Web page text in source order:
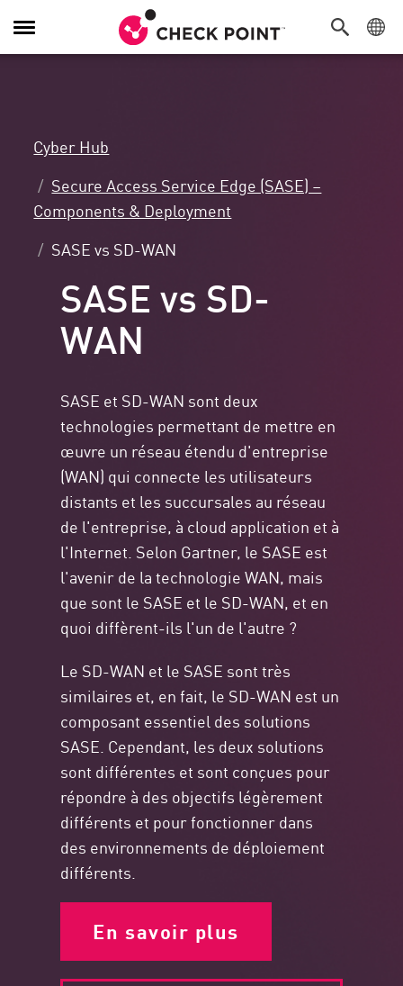
Navigation
dans
Cyber Hub
Secure Access Service Edge (SASE) –
Components & Deployment
SASE vs SD-WAN
SASE vs SD-
WAN
SASE et SD-WAN sont deux
technologies permettant de mettre en
œuvre un réseau étendu d'entreprise
(WAN) qui connecte les utilisateurs
distants et les succursales au réseau
de l'entreprise, à cloud application et à
l'Internet. Selon Gartner, le SASE est
l'avenir de la technologie WAN, mais
que sont le SASE et le SD-WAN, et en
quoi diffèrent-ils l'un de l'autre ?
Le SD-WAN et le SASE sont très
similaires et, en fait, le SD-WAN est un
composant essentiel des solutions
SASE. Cependant, les deux solutions
sont différentes et sont conçues pour
répondre à des objectifs légèrement
différents et pour fonctionner dans
des environnements de déploiement
différents.
En savoir plus